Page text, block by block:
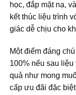
học, đắp mặt nạ,
kết thúc liệu trình
giác dễ chịu cho
Một điểm đáng
100% nếu sau
quả như mong
cấp ưu đãi đặc